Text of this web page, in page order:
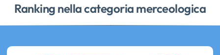
Ranking nella categoria merceologica